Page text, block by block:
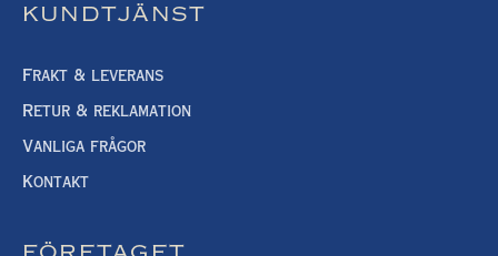
KUNDTJÄNST
Frakt & leverans
Retur & reklamation
Vanliga frågor
Kontakt